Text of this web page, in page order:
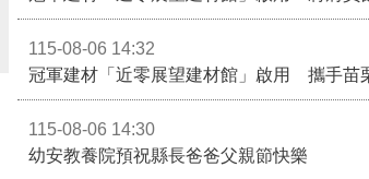
115-08-06 14:32
冠軍建材「近零展望建材館」啟用 攜手苗
115-08-06 14:30
幼安教養院預祝縣長爸爸父親節快樂